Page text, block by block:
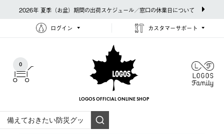
2026年 夏季（お盆）期間の出荷スケジュール／窓口の休業日について
ログイン カスタマーサポート
0
LOGOS OFFICIAL ONLINE SHOP